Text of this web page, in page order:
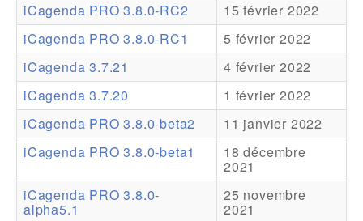
Ressources
Addons
Theme Packs
Translation Packs
Support
Forum
Support Pro
iCagenda PRO 3.8.0-RC2
15 février 2022
iCagenda PRO 3.8.0-RC1
5 février 2022
iCagenda 3.7.21
4 février 2022
iCagenda 3.7.20
1 février 2022
iCagenda PRO 3.8.0-beta2
11 janvier 2022
iCagenda PRO 3.8.0-beta1
18 décembre
2021
iCagenda PRO 3.8.0-
alpha5.1
25 novembre
2021